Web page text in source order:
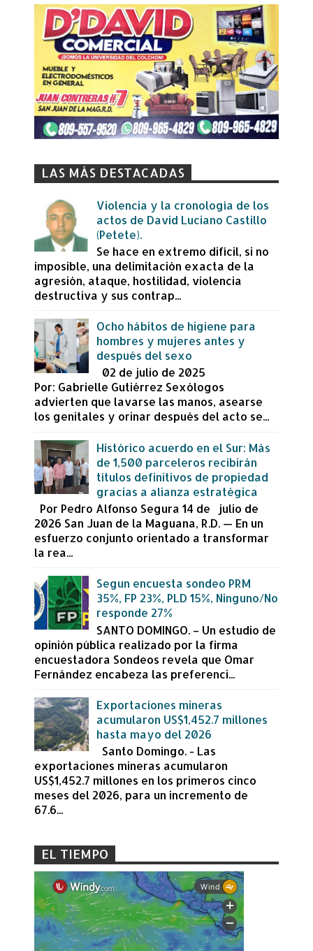
LAS MÁS DESTACADAS
Violencia y la cronología de los
actos de David Luciano Castillo
(Petete).
Se hace en extremo difícil, si no
imposible, una delimitación exacta de la
agresión, ataque, hostilidad, violencia
destructiva y sus contrap...
Ocho hábitos de higiene para
hombres y mujeres antes y
después del sexo
02 de julio de 2025
Por: Gabrielle Gutiérrez Sexólogos
advierten que lavarse las manos, asearse
los genitales y orinar después del acto se...
Histórico acuerdo en el Sur: Más
de 1,500 parceleros recibirán
títulos definitivos de propiedad
gracias a alianza estratégica
Por Pedro Alfonso Segura 14 de julio de
2026 San Juan de la Maguana, R.D. — En un
esfuerzo conjunto orientado a transformar
la rea...
Segun encuesta sondeo PRM
35%, FP 23%, PLD 15%, Ninguno/No
responde 27%
SANTO DOMINGO. – Un estudio de
opinión pública realizado por la firma
encuestadora Sondeos revela que Omar
Fernández encabeza las preferenci...
Exportaciones mineras
acumularon US$1,452.7 millones
hasta mayo del 2026
Santo Domingo. - Las
exportaciones mineras acumularon
US$1,452.7 millones en los primeros cinco
meses del 2026, para un incremento de
67.6...
EL TIEMPO